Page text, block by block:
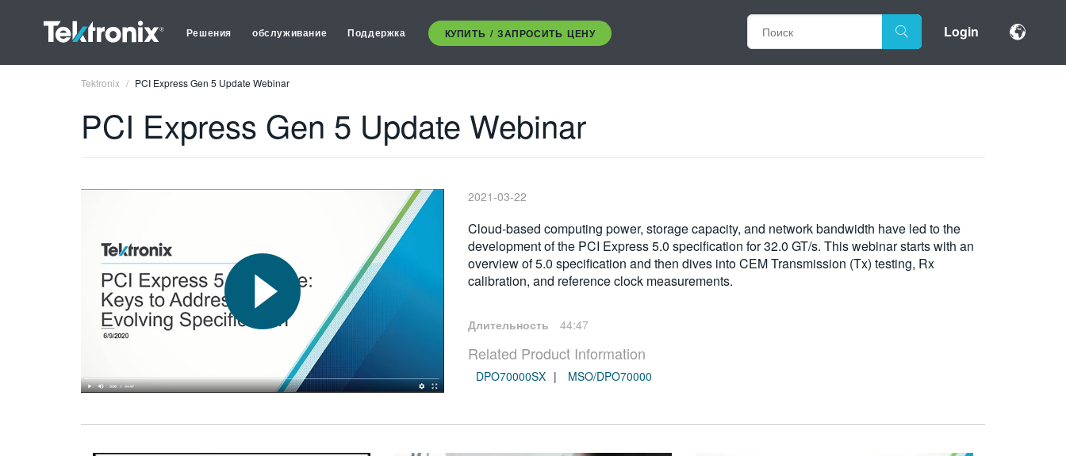
Решения обслуживание Поддержка КУПИТЬ / ЗАПРОСИТЬ ЦЕНУ Login
Tektronix PCI Express Gen 5 Update Webinar
PCI Express Gen 5 Update Webinar
2021-03-22
Cloud-based computing power, storage capacity, and network bandwidth have led to the
development of the PCI Express 5.0 specification for 32.0 GT/s. This webinar starts with an
overview of 5.0 specification and then dives into CEM Transmission (Tx) testing, Rx
calibration, and reference clock measurements.
Длительность 44:47
Related Product Information
DPO70000SX MSO/DPO70000